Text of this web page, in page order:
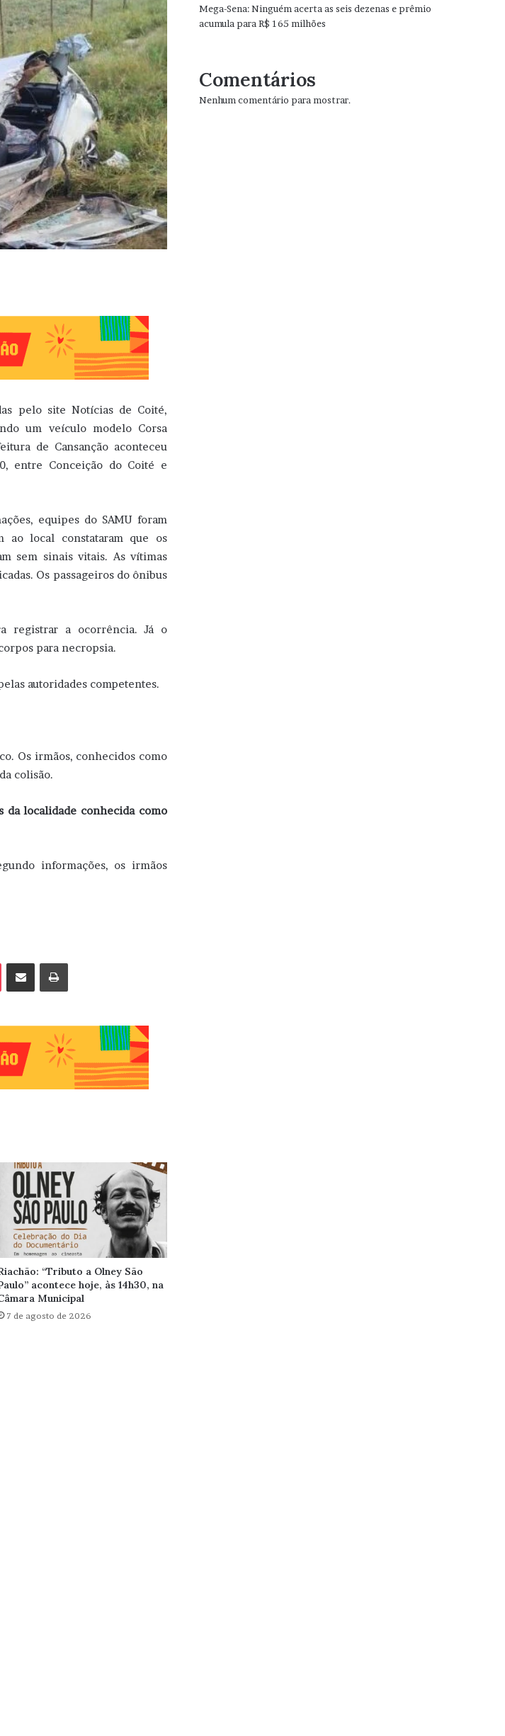
pelo site Notícias de Coité,
um veículo modelo Corsa
de Cansanção aconteceu
entre Conceição do Coité e
equipes do SAMU foram
ao local constataram que os
sem sinais vitais. As vítimas
Os passageiros do ônibus
registrar a ocorrência. Já o
para necropsia.
autoridades competentes.
Os irmãos, conhecidos como
colisão.
da localidade conhecida como
informações, os irmãos
“Tributo a Olney São
acontece hoje, às 14h30, na
Municipal
7 de agosto de 2026
Mega-Sena: Ninguém acerta as seis dezenas e prêmio
acumula para R$ 165 milhões
Comentários
Nenhum comentário para mostrar.